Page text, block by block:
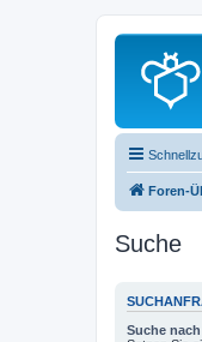
Foren-
Suche
Suche